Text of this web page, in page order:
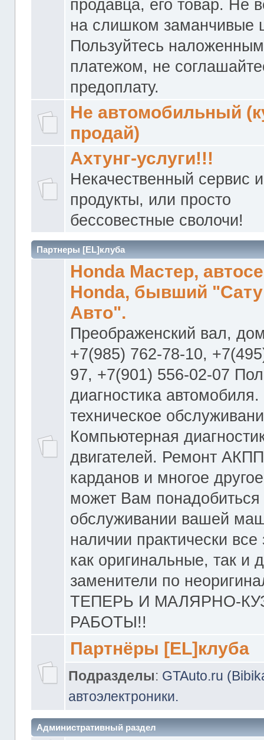
продавца, его товар. Не
на слишком заманчивые
Пользуйтесь наложенным
платежом, не
предоплату.
Не автомобильный
продай)
Ахтунг-услуги!!!
Некачественный сервис и
продукты, или просто
бессовестные сволочи!
Партнеры [EL]клуба
Honda Мастер,
Honda, бывший
Авто".
Преображенский вал,
+7(985) 762-78-10,
97, +7(901) 556-02-07
диагностика
техническое
Компьютерная
двигателей. Ремонт
карданов и многое
может Вам понадобиться
обслуживании вашей
наличии практически все
как оригинальные, так и
заменители по
ТЕПЕРЬ И МАЛЯРНО-
РАБОТЫ!!
Партнёры [EL]клуба
Подразделы: GTAuto.ru
автоэлектроники.
Административный раздел